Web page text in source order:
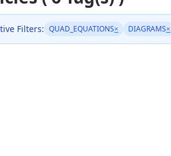
Filters: QUAD_EQUATIONS× DIAGRAMS×